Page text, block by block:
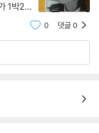
1박2일
이라는
0 댓글0